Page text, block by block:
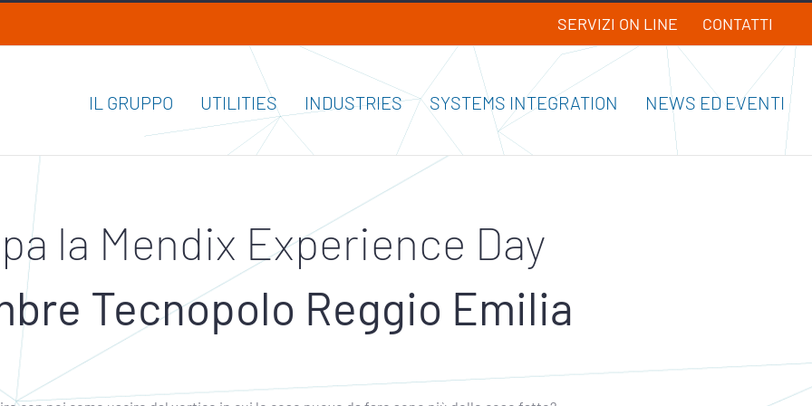
SERVIZI ON LINE CONTATTI
IL GRUPPO UTILITIES INDUSTRIES SYSTEMS INTEGRATION NEWS ED EVENTI
la Mendix Experience Day
Tecnopolo Reggio Emilia